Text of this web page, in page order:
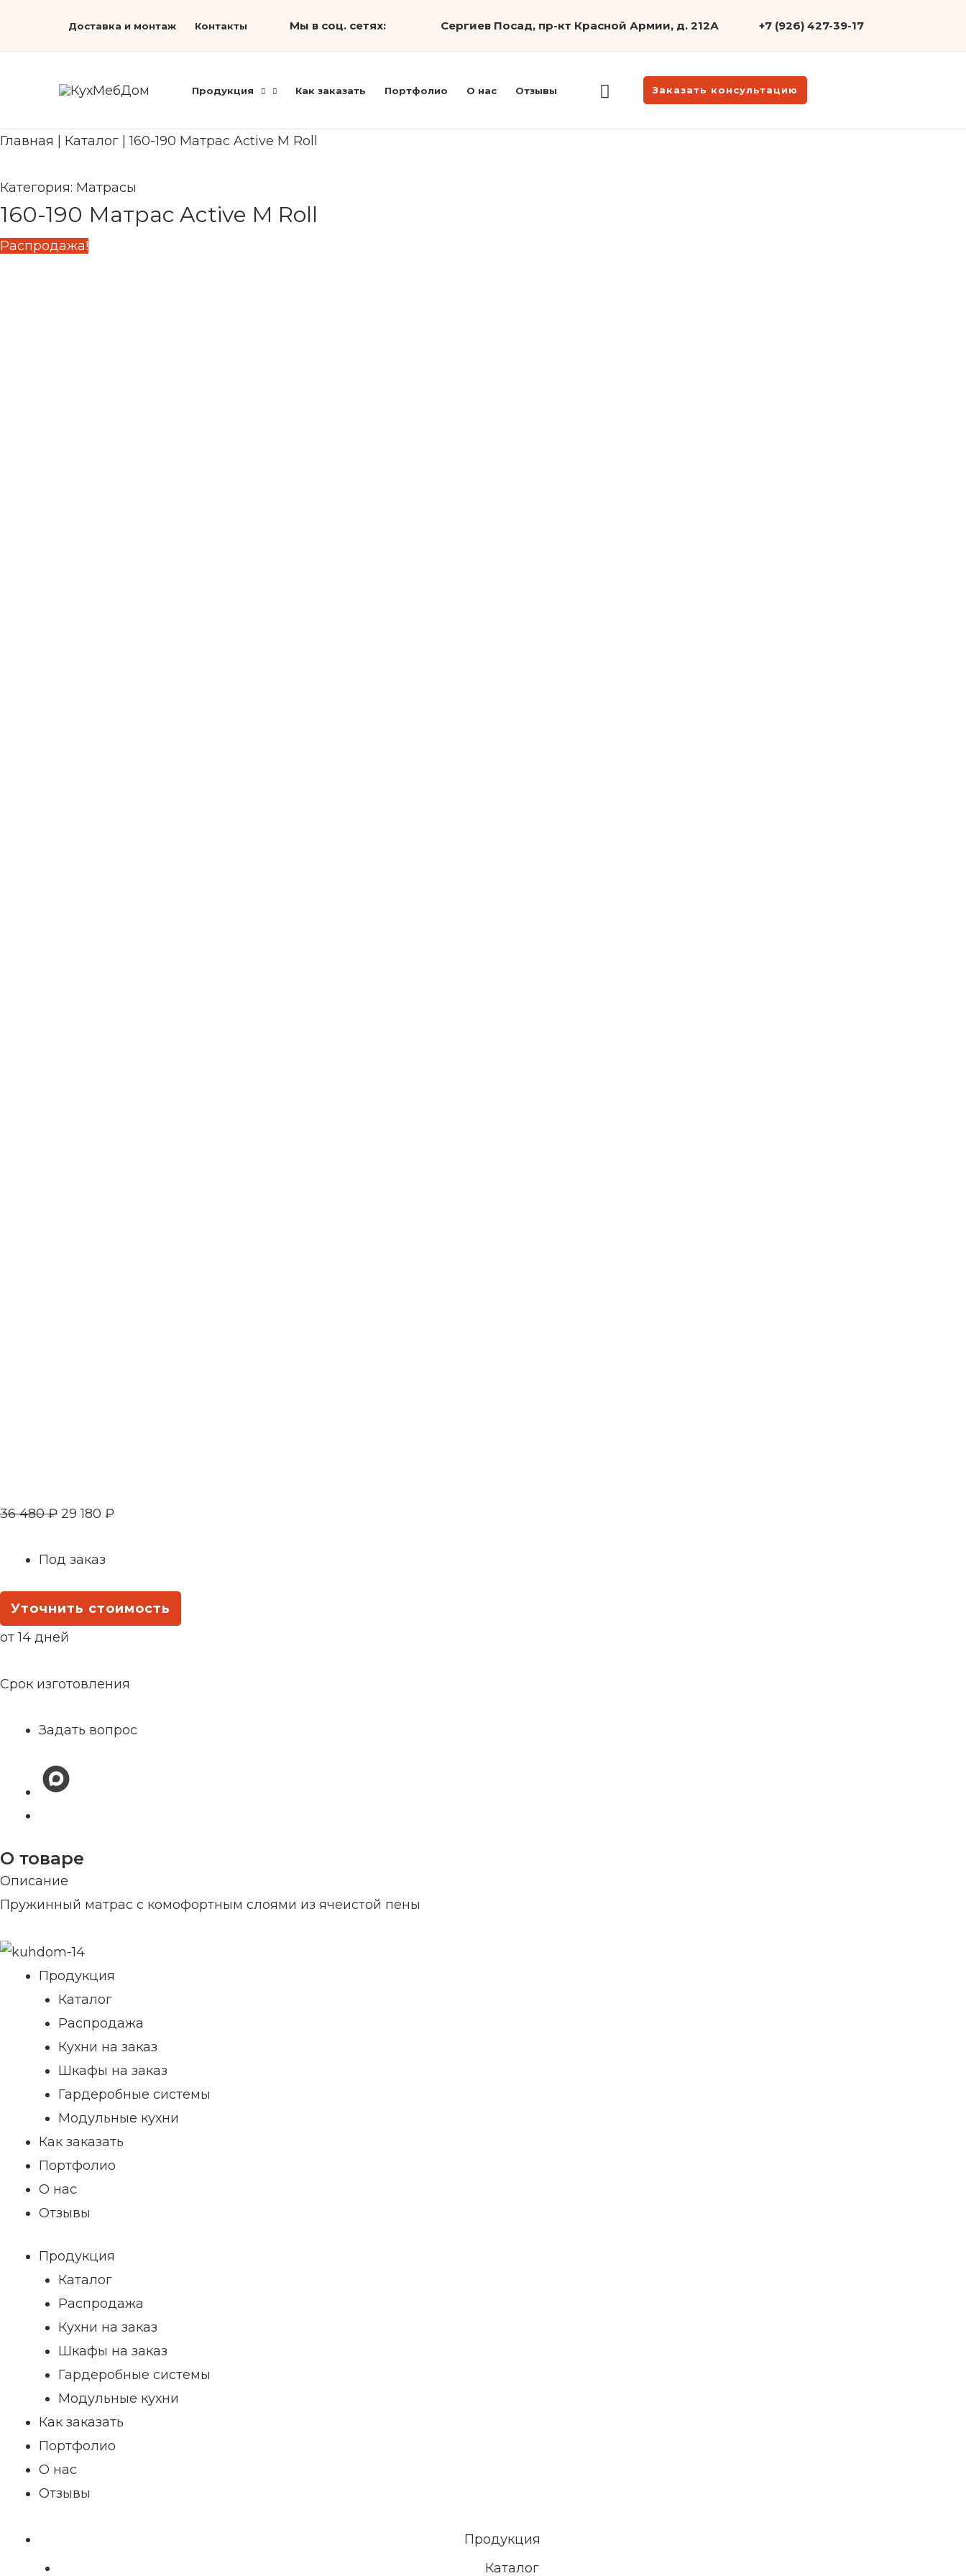
Доставка и монтаж Контакты Мы в соц. сетях: Сергиев Посад, пр-кт Красной Армии, д. 212А +7 (926) 427-39-17
Продукция Как заказать Портфолио О нас Отзывы Заказать консультацию
Главная Каталог |160-190 Матрас Active M Roll
Категория: Матрасы
160-190 Матрас Active M Roll
Распродажа!
36 480₽
цена
36
29 180 ₽
цена:
180 ₽.
Под заказ
Уточнить стоимость
от 14 дней
Срок изготовления
Задать вопрос
О товаре
Описание
Пружинный матрас с комофортным слоями из ячеистой пены
Продукция
Каталог
Распродажа
Кухни на заказ
Шкафы на заказ
Гардеробные системы
Модульные кухни
Как заказать
Портфолио
О нас
Отзывы
Продукция
Каталог
Распродажа
Кухни на заказ
Шкафы на заказ
Гардеробные системы
Модульные кухни
Как заказать
Портфолио
О нас
Отзывы
Продукция
Каталог